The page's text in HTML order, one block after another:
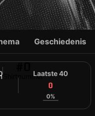
Shirtnummer
Geschiedenis
Laatste 40
0
0%